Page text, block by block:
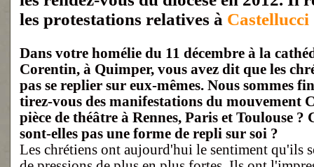
les protestations relatives à
Dans votre homélie du 11 décembre à la
Corentin, à Quimper, vous avez dit que les
pas se replier sur eux-mêmes. Nous sommes
tirez-vous des manifestations du mouvement
pièce de théâtre à Rennes, Paris et Toulouse ?
sont-elles pas une forme de repli sur soi ?
Les chrétiens ont aujourd'hui le sentiment qu'ils